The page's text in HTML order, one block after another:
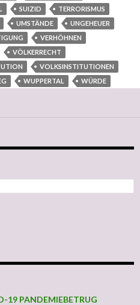
SUIZID
TERRORISMUS
UMSTÄNDE
UNGEHEUER
VERHÖHNEN
VÖLKERRECHT
VOLKSINSTITUTIONEN
WUPPERTAL WÜRDE
19 PANDEMIEBETRUG